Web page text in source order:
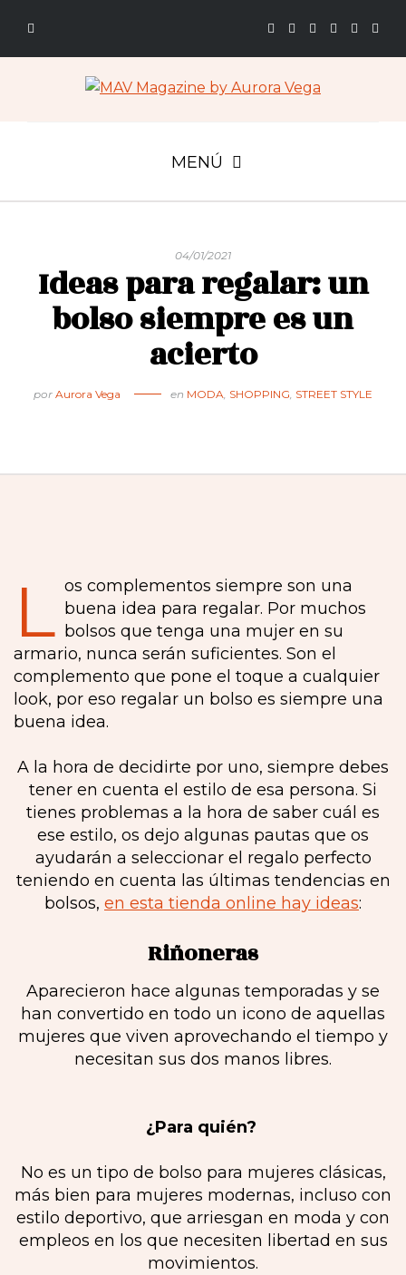
MENÚ
04/01/2021
Ideas para regalar: un
bolso siempre es un
acierto
por Aurora Vega en MODA, SHOPPING, STREET STYLE
L os complementos siempre son una
buena idea para regalar. Por muchos
bolsos que tenga una mujer en su
armario, nunca serán suficientes. Son el
complemento que pone el toque a cualquier
look, por eso regalar un bolso es siempre una
buena idea.
A la hora de decidirte por uno, siempre debes
tener en cuenta el estilo de esa persona. Si
tienes problemas a la hora de saber cuál es
ese estilo, os dejo algunas pautas que os
ayudarán a seleccionar el regalo perfecto
teniendo en cuenta las últimas tendencias en
bolsos, en esta tienda online hay ideas:
Riñoneras
Aparecieron hace algunas temporadas y se
han convertido en todo un icono de aquellas
mujeres que viven aprovechando el tiempo y
necesitan sus dos manos libres.
¿Para quién?
No es un tipo de bolso para mujeres clásicas,
más bien para mujeres modernas, incluso con
estilo deportivo, que arriesgan en moda y con
empleos en los que necesiten libertad en sus
movimientos.